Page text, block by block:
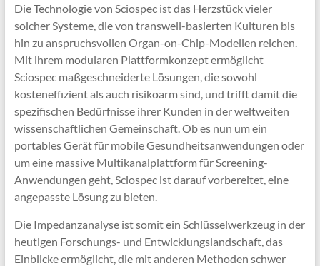
Die Technologie von Sciospec ist das Herzstück vieler
solcher Systeme, die von transwell-basierten Kulturen bis
hin zu anspruchsvollen Organ-on-Chip-Modellen reichen.
Mit ihrem modularen Plattformkonzept ermöglicht
Sciospec maßgeschneiderte Lösungen, die sowohl
kosteneffizient als auch risikoarm sind, und trifft damit die
spezifischen Bedürfnisse ihrer Kunden in der weltweiten
wissenschaftlichen Gemeinschaft. Ob es nun um ein
portables Gerät für mobile Gesundheitsanwendungen oder
um eine massive Multikanalplattform für Screening-
Anwendungen geht, Sciospec ist darauf vorbereitet, eine
angepasste Lösung zu bieten.
Die Impedanzanalyse ist somit ein Schlüsselwerkzeug in der
heutigen Forschungs- und Entwicklungslandschaft, das
Einblicke ermöglicht, die mit anderen Methoden schwer